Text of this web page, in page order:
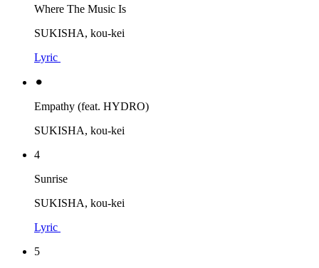
Where The Music Is
SUKISHA, kou-kei
Lyric
⚫︎
Empathy (feat. HYDRO)
SUKISHA, kou-kei
4
Sunrise
SUKISHA, kou-kei
Lyric
5